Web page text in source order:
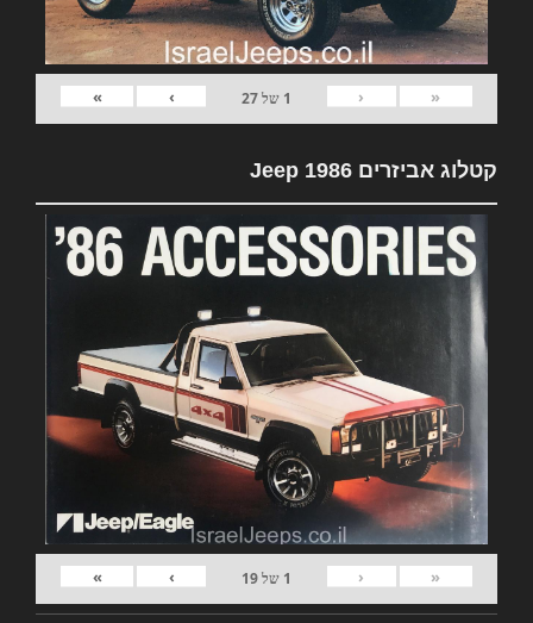
«
‹
1 של27
›
»
קטלוג אביזרים Jeep 1986
«
‹
1 של19
›
»